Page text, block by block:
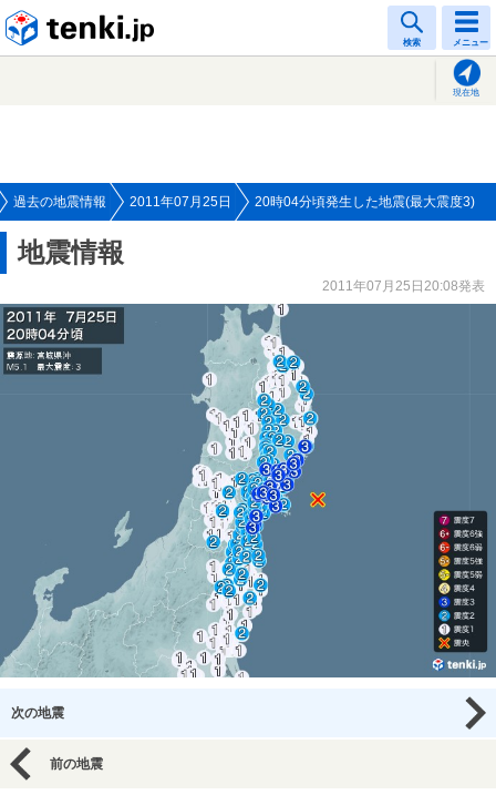
検索 メニュー
現在地
過去の地震情報 2011年07月25日 20時04分頃発生した地震(最大震度3)
地震情報
2011年07月25日20:08発表
次の地震
前の地震